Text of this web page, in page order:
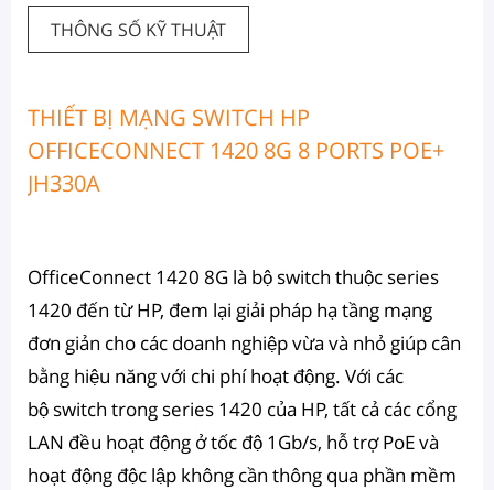
THÔNG SỐ KỸ THUẬT
THIẾT BỊ MẠNG SWITCH HP
OFFICECONNECT 1420 8G 8 PORTS POE+
JH330A
OfficeConnect 1420 8G là bộ switch thuộc series
1420 đến từ HP, đem lại giải pháp hạ tầng mạng
đơn giản cho các doanh nghiệp vừa và nhỏ giúp cân
bằng hiệu năng với chi phí hoạt động. Với các
bộ switch trong series 1420 của HP, tất cả các cổng
LAN đều hoạt động ở tốc độ 1Gb/s, hỗ trợ PoE và
hoạt động độc lập không cần thông qua phần mềm